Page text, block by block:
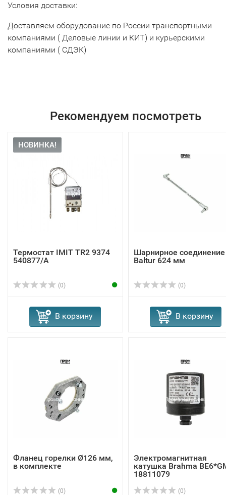
Условия доставки:
Доставляем оборудование по России транспортными
компаниями ( Деловые линии и КИТ) и курьерскими
компаниями ( СДЭК)
Рекомендуем посмотреть
НОВИНКА!
Термостат IMIT TR2 9374
540877/A
(0)
В корзину
Шарнирное соединение
Baltur 624 мм
(0)
В корзину
Фланец горелки Ø126 мм,
в комплекте
(0)
Электромагнитная
катушка Brahma
18811079
(0)